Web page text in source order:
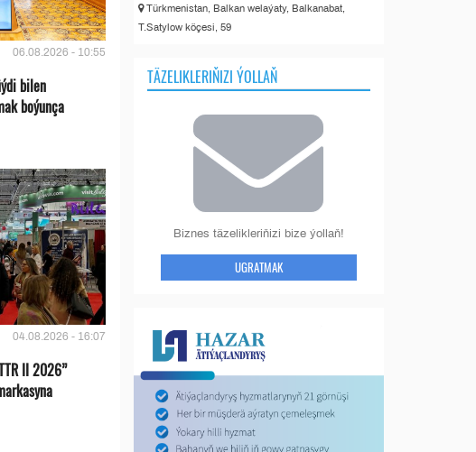
06.08.2026 - 10:55
bilen
boýunça
04.08.2026 - 16:07
II 2026”
Türkmenistan, Balkan welaýaty, Balkanabat,
T.Satylow köçesi, 59
TÄZELIKLERIŇIZI ÝOLLAŇ
Biznes täzelikleriňizi bize ýollaň!
UGRATMAK